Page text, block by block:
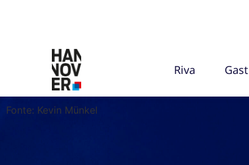
Riva
Fonte: Kevin Münkel